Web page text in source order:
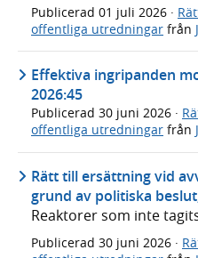
Publicerad 01 juli 2026 ·
offentliga utredningar från
Effektiva ingripanden
2026:45
Publicerad 30 juni 2026 ·
offentliga utredningar från
Rätt till ersättning vid
grund av politiska
Reaktorer som inte
Publicerad 30 juni 2026 ·